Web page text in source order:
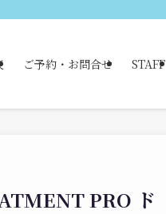
ご予約・お問合せ STAFF
PRO ド